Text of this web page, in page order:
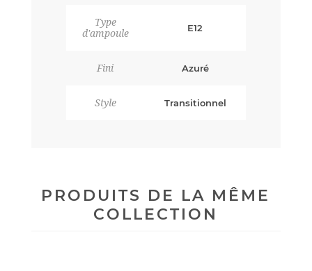
Type
d'ampoule
E12
Fini Azuré
Style Transitionnel
PRODUITS DE LA MÊME
COLLECTION